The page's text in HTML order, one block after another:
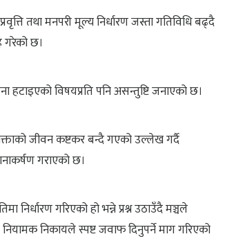
तथा मनपरी मूल्य निर्धारण जस्ता गतिविधि बढ्दै
गरेको छ।
विषयप्रति पनि असन्तुष्टि जनाएको छ।
जीवन कष्टकर बन्दै गएको उल्लेख गर्दै
गराएको छ।
गरिएको हो भन्ने प्रश्न उठाउँदै मञ्चले
निकायले स्पष्ट जवाफ दिनुपर्ने माग गरिएको